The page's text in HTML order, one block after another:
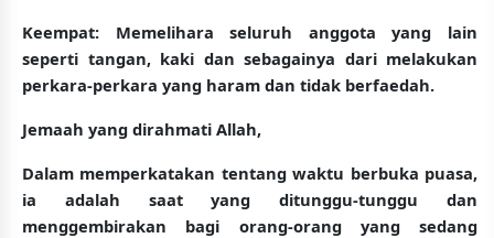
Keempat: Memelihara seluruh anggota yang lain
seperti tangan, kaki dan sebagainya dari melakukan
perkara-perkara yang haram dan tidak berfaedah.
Jemaah yang dirahmati Allah,
Dalam memperkatakan tentang waktu berbuka puasa,
ia adalah saat yang ditunggu-tunggu dan
menggembirakan bagi orang-orang yang sedang